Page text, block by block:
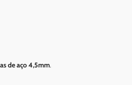
de aço 4,5mm.